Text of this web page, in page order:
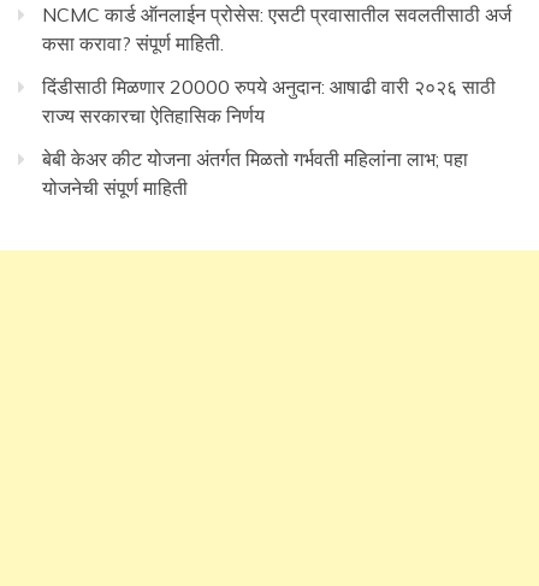
NCMC कार्ड ऑनलाईन प्रोसेस: एसटी प्रवासातील सवलतीसाठी अर्ज
कसा करावा? संपूर्ण माहिती.
दिंडीसाठी मिळणार 20000 रुपये अनुदान: आषाढी वारी २०२६ साठी
राज्य सरकारचा ऐतिहासिक निर्णय
बेबी केअर कीट योजना अंतर्गत मिळतो गर्भवती महिलांना लाभ; पहा
योजनेची संपूर्ण माहिती